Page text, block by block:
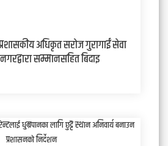
अधिकृत सरोज गुरागाईं सेवा
सम्मानसहित बिदाइ